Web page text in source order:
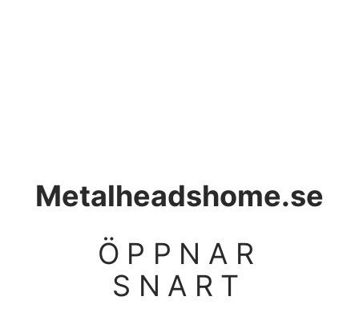
Metalheadshome.se
ÖPPNAR
SNART